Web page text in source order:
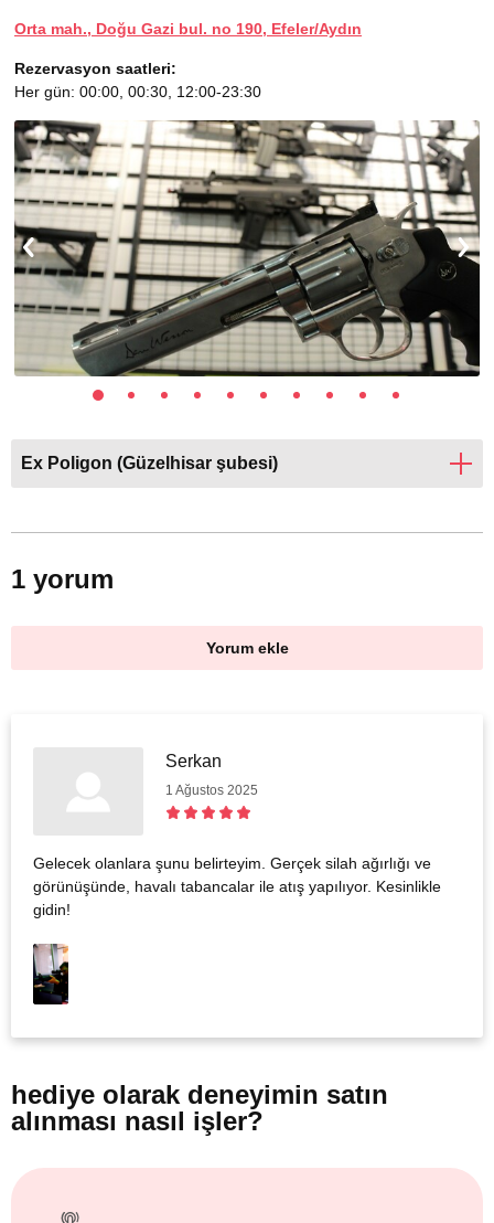
Orta mah., Doğu Gazi bul. no 190, Efeler/Aydın
Rezervasyon saatleri:
Her gün: 00:00, 00:30, 12:00-23:30
Ex Poligon (Güzelhisar şubesi)
1 yorum
Yorum ekle
Serkan
1 Ağustos 2025
Gelecek olanlara şunu belirteyim. Gerçek silah ağırlığı ve
görünüşünde, havalı tabancalar ile atış yapılıyor. Kesinlikle
gidin!
hediye olarak deneyimin satın
alınması nasıl işler?